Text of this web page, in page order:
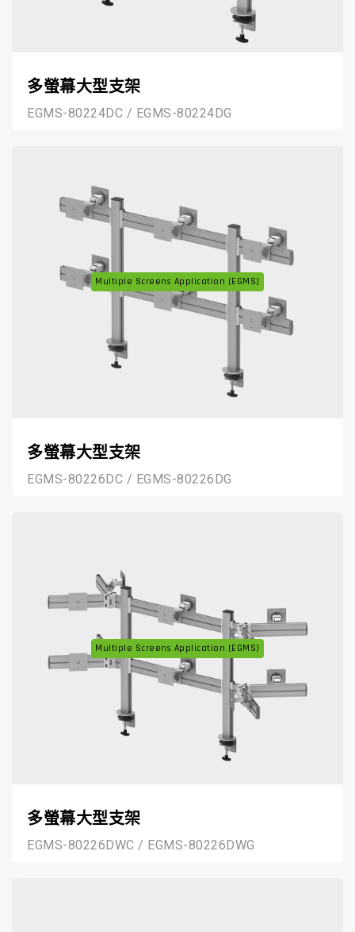
多螢幕大型支架
EGMS-80224DC / EGMS-80224DG
Multiple Screens Application (EGMS)
多螢幕大型支架
EGMS-80226DC / EGMS-80226DG
Multiple Screens Application (EGMS)
多螢幕大型支架
EGMS-80226DWC / EGMS-80226DWG